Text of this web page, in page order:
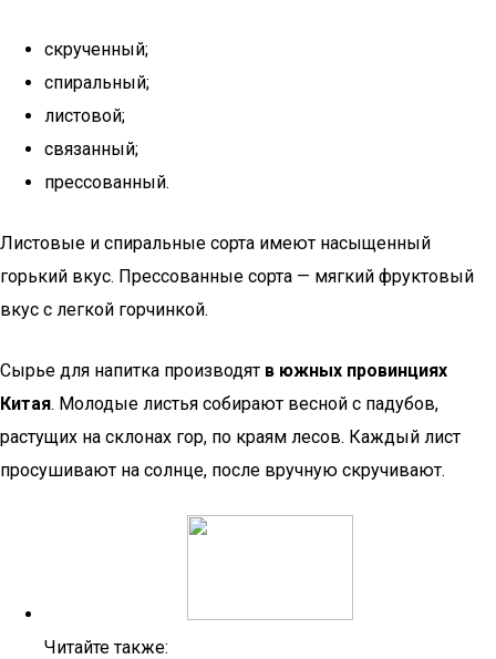
скрученный;
спиральный;
листовой;
связанный;
прессованный.
Листовые и спиральные сорта имеют насыщенный
горький вкус. Прессованные сорта — мягкий фруктовый
вкус с легкой горчинкой.
Сырье для напитка производят в южных провинциях
Китая. Молодые листья собирают весной с падубов,
растущих на склонах гор, по краям лесов. Каждый лист
просушивают на солнце, после вручную скручивают.
Читайте также: